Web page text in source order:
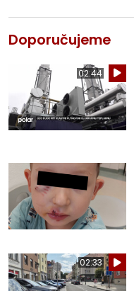
Doporučujeme
02:44
02:33